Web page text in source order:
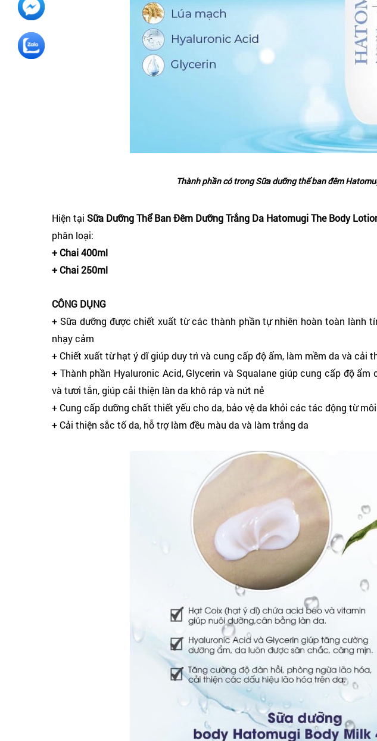
Thành phần có trong Sữa dưỡng thể ban đêm
Hiện tại Sữa Dưỡng Thể Ban Đêm Dưỡng Trắng Da Hatomugi The Body
phân loại:
+ Chai 400ml
+ Chai 250ml
CÔNG DỤNG
+ Sữa dưỡng được chiết xuất từ các thành phần tự nhiên hoàn toàn lành
nhạy cảm
+ Chiết xuất từ hạt ý dĩ giúp duy trì và cung cấp độ ẩm, làm mềm da và cải
+ Thành phần Hyaluronic Acid, Glycerin và Squalane giúp cung cấp độ
và tươi tắn, giúp cải thiện làn da khô ráp và nứt nẻ
+ Cung cấp dưỡng chất thiết yếu cho da, bảo vệ da khỏi các tác động từ
+ Cải thiện sắc tố da, hỗ trợ làm đều màu da và làm trắng da